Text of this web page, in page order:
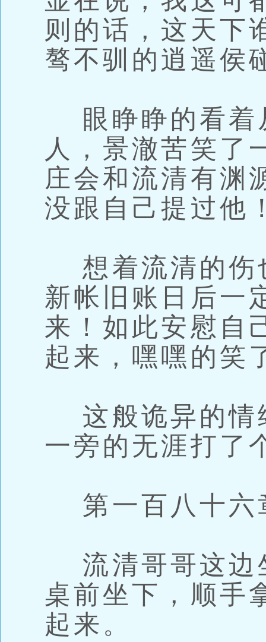
则的话，这天下
骜不驯的逍遥侯
眼睁睁的看着
人，景澈苦笑了
庄会和流清有渊
没跟自己提过他
想着流清的伤
新帐旧账日后一
来！如此安慰自
起来，嘿嘿的笑
这般诡异的情
一旁的无涯打了
第一百八十六
流清哥哥这边
桌前坐下，顺手
起来。